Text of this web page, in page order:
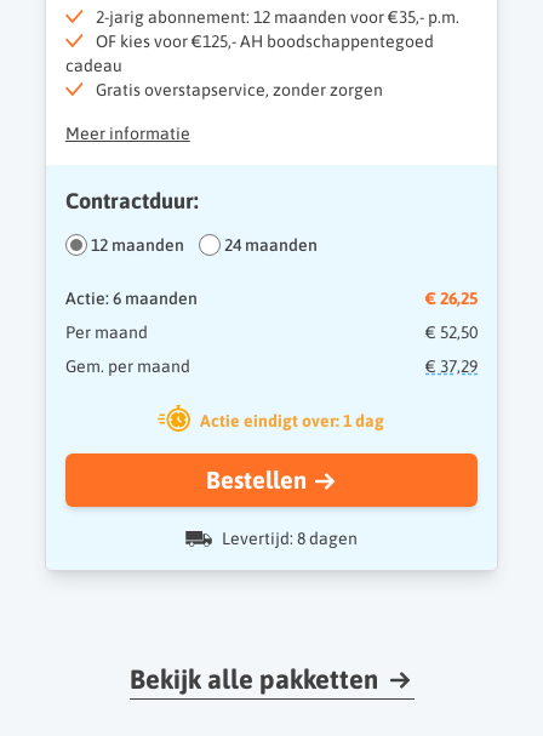
2-jarig abonnement: 12 maanden voor €35,- p.m.
OF kies voor €125,- AH boodschappentegoed
cadeau
Gratis overstapservice, zonder zorgen
Meer informatie
Contractduur:
12 maanden 24 maanden
Actie: 6 maanden
€ 26,25
Per maand
€ 52,50
Gem. per maand
€ 37,29
Actie eindigt over: 1 dag
Bestellen
Levertijd: 8 dagen
Bekijk alle pakketten